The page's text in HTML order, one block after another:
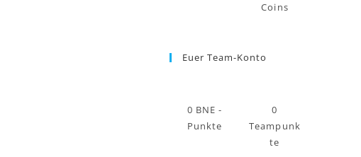
Coins
Euer Team-Konto
0 BNE -
Punkte
0
Teampunk
te